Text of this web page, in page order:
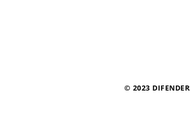
© 2023